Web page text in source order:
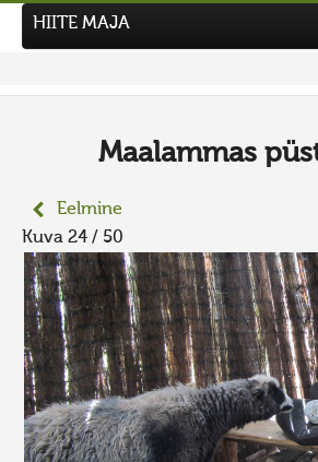
Tegutse
Kuvavõistlused
UUS KUVAVÕISTLUS
Hiite kuvavõistlus 2026
VANEMAD KUVAVÕISTLUSED
Kontakt
HIITE MAJA
Maalammas
Eelmine
Kuva 24 / 50